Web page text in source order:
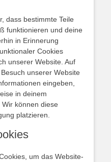
dass bestimmte Teile
funktionieren und deine
in Erinnerung
Cookies
unserer Website. Auf
unserer Website
eingeben,
in deinem
können diese
platzieren.
um das Website-